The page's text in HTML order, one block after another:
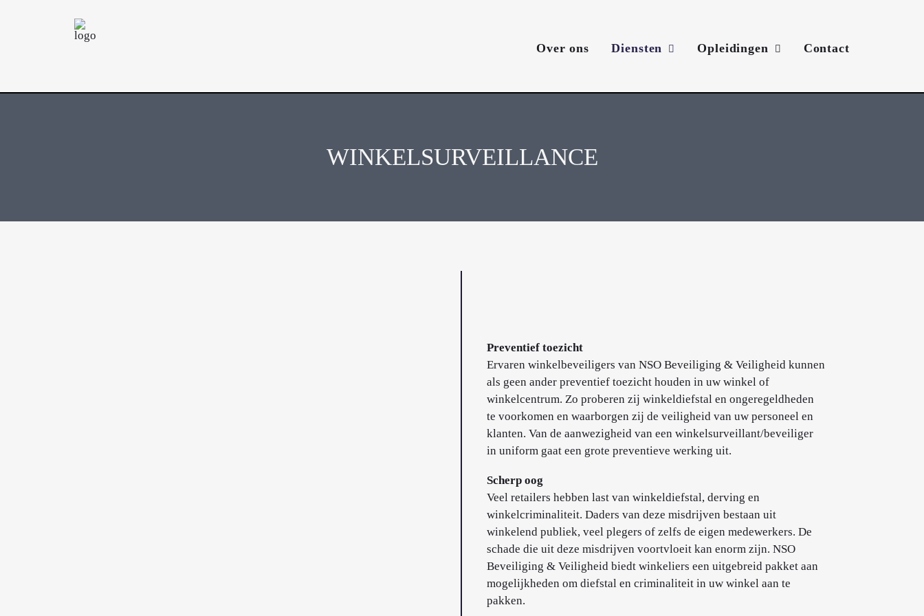
Over ons Diensten Opleidingen Contact
WINKELSURVEILLANCE
Preventief toezicht
Ervaren winkelbeveiligers van NSO Beveiliging & Veiligheid kunnen
als geen ander preventief toezicht houden in uw winkel of
winkelcentrum. Zo proberen zij winkeldiefstal en ongeregeldheden
te voorkomen en waarborgen zij de veiligheid van uw personeel en
klanten. Van de aanwezigheid van een winkelsurveillant/beveiliger
in uniform gaat een grote preventieve werking uit.
Scherp oog
Veel retailers hebben last van winkeldiefstal, derving en
winkelcriminaliteit. Daders van deze misdrijven bestaan uit
winkelend publiek, veel plegers of zelfs de eigen medewerkers. De
schade die uit deze misdrijven voortvloeit kan enorm zijn. NSO
Beveiliging & Veiligheid biedt winkeliers een uitgebreid pakket aan
mogelijkheden om diefstal en criminaliteit in uw winkel aan te
pakken.